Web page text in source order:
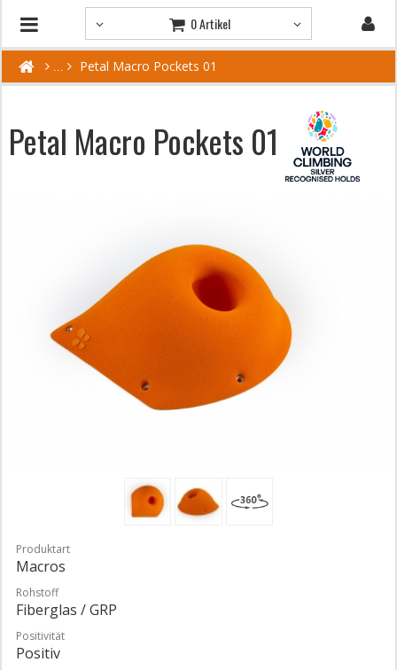
0 Artikel
Petal Macro Pockets 01
Petal Macro Pockets 01
Produktart
Macros
Rohstoff
Fiberglas / GRP
Positivität
Positiv